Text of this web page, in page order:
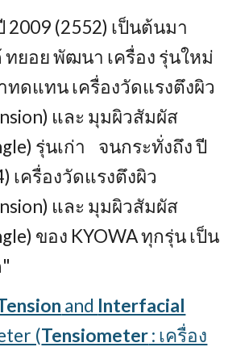
2009 (2552) เป็นต้นมา
ทยอย พัฒนา เครื่อง รุ่นใหม่
ทดแทน เครื่องวัดแรงตึงผิว
และ มุมผิวสัมผัส
รุ่นเก่า จนกระทั่งถึง ปี
เครื่องวัดแรงตึงผิว
และ มุมผิวสัมผัส
ของ KYOWA ทุกรุ่น เป็น
and Interfacial
(Tensiometer: เครื่อง